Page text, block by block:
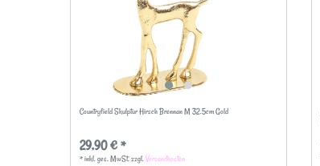
Countryfield Skulptur Hirsch Brennan M 32.5cm Gold
29,90 € *
*inkl. ges. MwSt.zzgl.Versandkosten